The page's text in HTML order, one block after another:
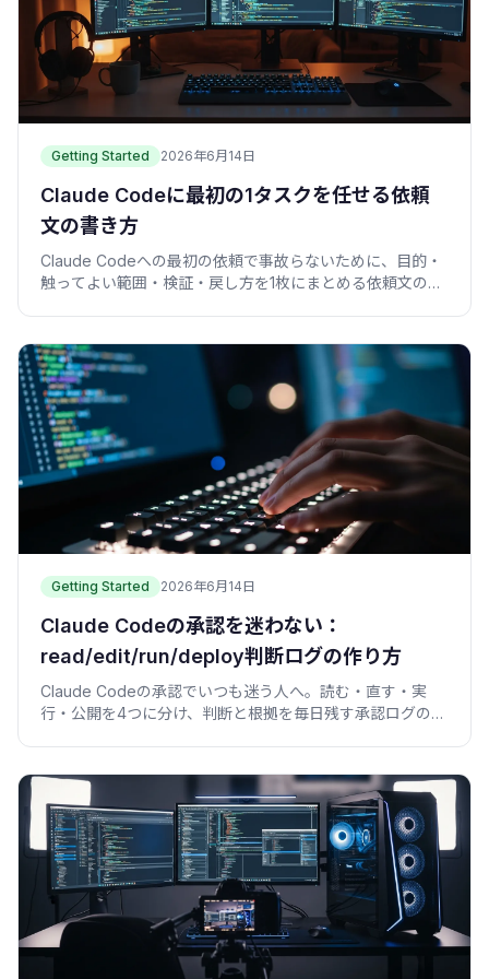
Getting Started 2026年6月14日
Claude Codeに最初の1タスクを任せる依頼
文の書き方
Claude Codeへの最初の依頼で事故らないために、目的・
触ってよい範囲・検証・戻し方を1枚にまとめる依頼文の型
Getting Started 2026年6月14日
Claude Codeの承認を迷わない：
read/edit/run/deploy判断ログの作り方
Claude Codeの承認でいつも迷う人へ。読む・直す・実
行・公開を4つに分け、判断と根拠を毎日残す承認ログの作